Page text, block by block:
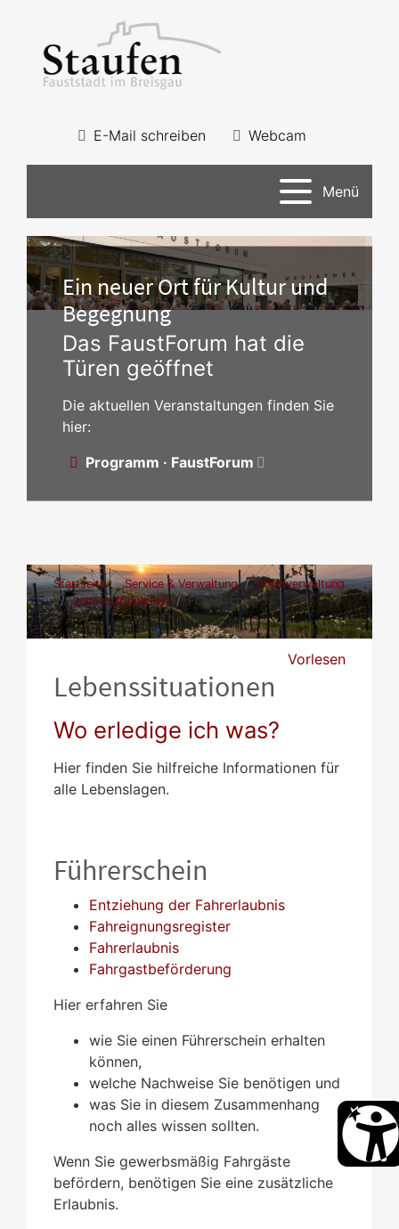
E-Mail schreiben Webcam
Menü
Ein neuer Ort für Kultur und
Begegnung
Das FaustForum hat die
Türen geöffnet
Die aktuellen Veranstaltungen finden Sie
hier:
Programm · FaustForum
Startseite Service & Verwaltung
Stadtverwaltung
Lebenssituationen
Führerschein
Vorlesen
Lebenssituationen
Wo erledige ich was?
Hier finden Sie hilfreiche Informationen für
alle Lebenslagen.
Führerschein
Entziehung der Fahrerlaubnis
Fahreignungsregister
Fahrerlaubnis
Fahrgastbeförderung
Hier erfahren Sie
wie Sie einen Führerschein erhalten
können,
welche Nachweise Sie benötigen und
was Sie in diesem Zusammenhang
noch alles wissen sollten.
Wenn Sie gewerbsmäßig Fahrgäste
befördern, benötigen Sie eine zusätzliche
Erlaubnis.